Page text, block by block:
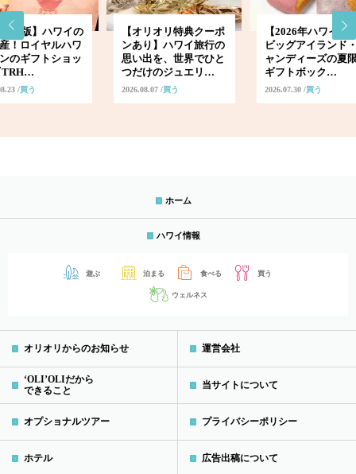
年版】ハワイの
！ロイヤルハワ
のギフトショッ
TRH…
買う
【オリオリ特典クーポ
ンあり】ハワイ旅行の
思い出を、世界でひと
つだけのジュエリ…
2026.08.07 買う
【2026年ハワイ土
ビッグアイランド
ャンディーズの夏
ギフトボック…
2026.07.30 買う
ホーム
ハワイ情報
遊ぶ 泊まる 食べる 買う
ウェルネス
オリオリからのお知らせ
‘OLI’OLIだから
できること
オプショナルツアー
ホテル
運営会社
当サイトについて
プライバシーポリシー
広告出稿について